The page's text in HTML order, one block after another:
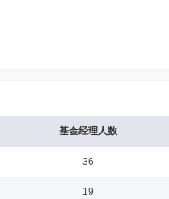
基金经理人数
36
19